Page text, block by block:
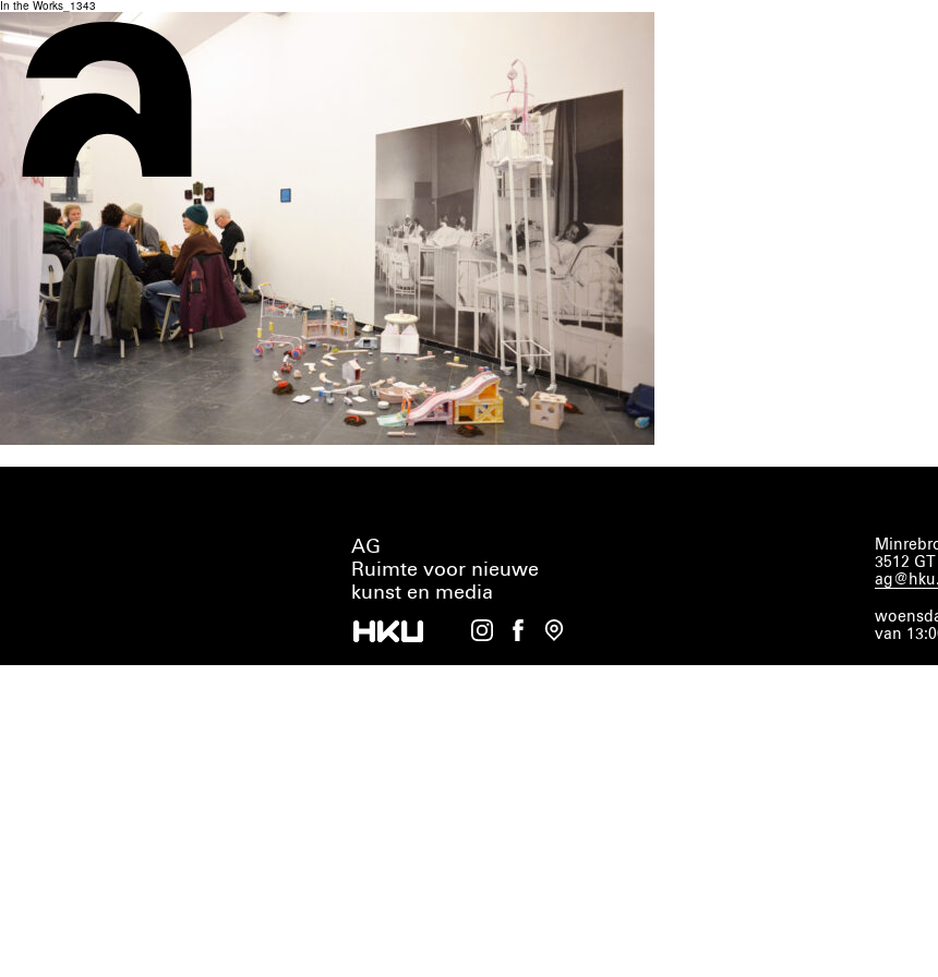
In the Works_1343
AG
Ruimte voor nieuwe
kunst en media
3512
van